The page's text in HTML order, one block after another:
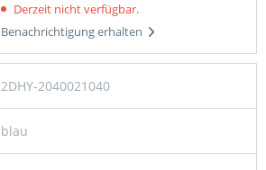
Derzeit nicht verfügbar.
Benachrichtigung erhalten
2DHY-2040021040
blau